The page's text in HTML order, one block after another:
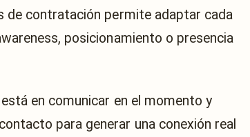
de contratación permite adaptar cada
posicionamiento o presencia
en comunicar en el momento y
para generar una conexión real